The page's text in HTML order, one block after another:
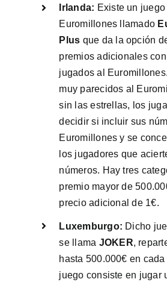
Irlanda: Existe un
Euromillones llamado
Plus que da la opción
premios adicionales
jugados al
muy parecidos al
sin las estrellas, los
decidir si incluir sus
Euromillones y se
los jugadores que
números. Hay tres
premio mayor de
precio adicional de 1€.
Luxemburgo: Dicho
se llama JOKER,
hasta 500.000€ en cada
juego consiste en jugar